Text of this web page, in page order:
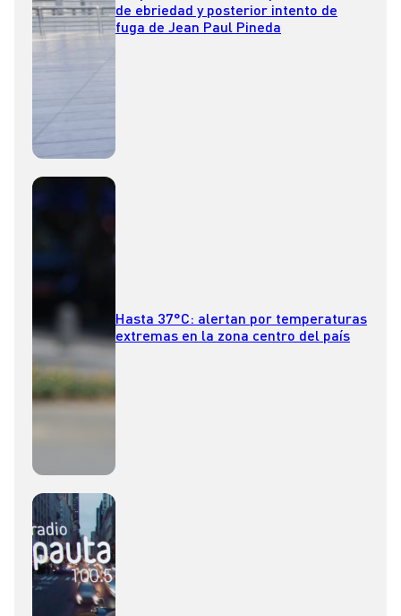
de ebriedad y posterior intento de
fuga de Jean Paul Pineda
Hasta 37°C: alertan por temperaturas
extremas en la zona centro del país